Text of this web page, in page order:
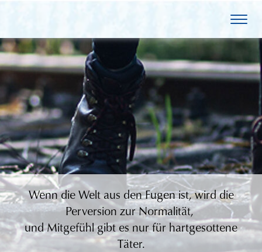
Wenn die Welt aus den Fugen ist, wird die
Perversion zur Normalität,
und Mitgefühl gibt es nur für hartgesottene
Täter.